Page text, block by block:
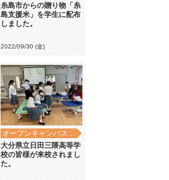
糸島市からの贈り物「糸
島支援米」を学生に配布
しました。
2022/09/30 (金)
オープンキャンパス・学校見学
大分県立日田三隈高等学
校の皆様が来校されまし
た。